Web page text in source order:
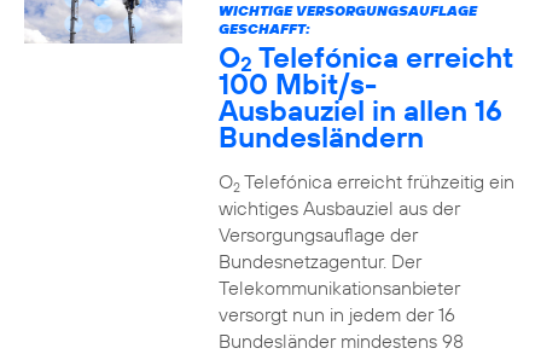
WICHTIGE VERSORGUNGSAUFLAGE
GESCHAFFT:
O2 Telefónica erreicht
100 Mbit/s-
Ausbauziel in allen 16
Bundesländern
O2Telefónica erreicht frühzeitig ein
wichtiges Ausbauziel aus der
Versorgungsauflage der
Bundesnetzagentur. Der
Telekommunikationsanbieter
versorgt nun in jedem der 16
Bundesländer mindestens 98